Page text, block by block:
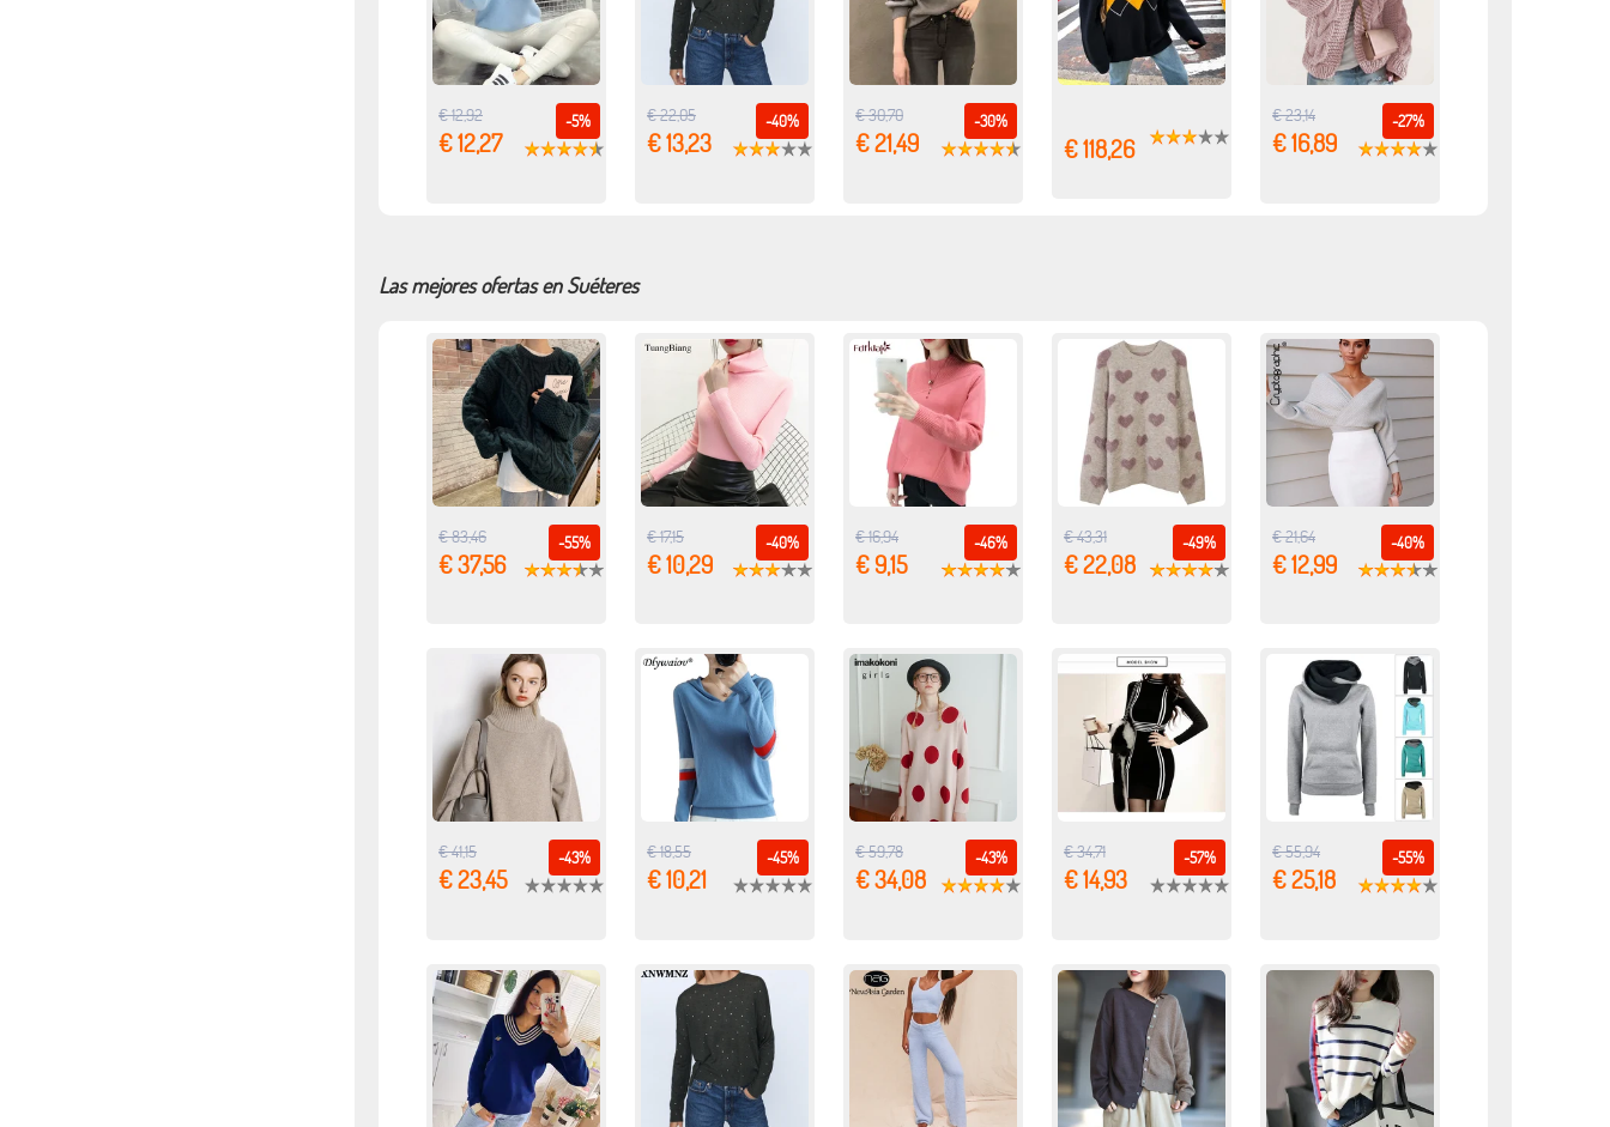
-5%
€ 12,92
€ 12,27
-40%
€ 22,05
€ 13,23
-30%
€ 30,70
€ 21,49 € 118,26
-27%
€ 23,14
€ 16,89
Las mejores ofertas en Suéteres
-55%
€ 83,46
€ 37,56
-40%
€ 17,15
€ 10,29
-46%
€ 16,94
€ 9,15
-49%
€ 43,31
€ 22,08
-40%
€ 21,64
€ 12,99
-43%
€ 41,15
€ 23,45
-45%
€ 18,55
€ 10,21
-43%
€ 59,78
€ 34,08
-57%
€ 34,71
€ 14,93
-55%
€ 55,94
€ 25,18